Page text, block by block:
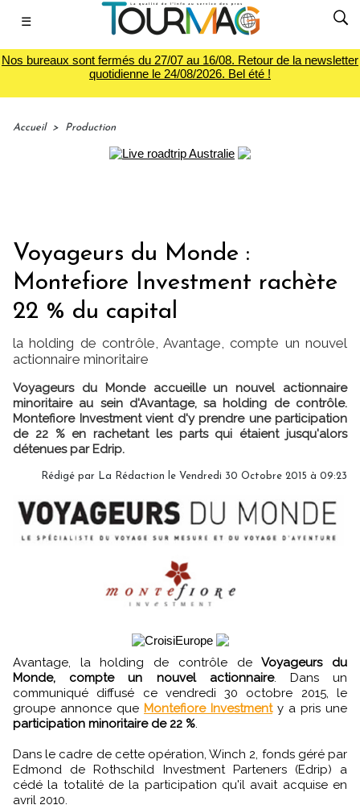
☰
Nos bureaux sont fermés du 27/07 au 16/08. Retour de la newsletter
quotidienne le 24/08/2026. Bel été !
Accueil > Production
Voyageurs du Monde :
Montefiore Investment rachète
22 % du capital
la holding de contrôle, Avantage, compte un nouvel
actionnaire minoritaire
Voyageurs du Monde accueille un nouvel actionnaire
minoritaire au sein d'Avantage, sa holding de contrôle.
Montefiore Investment vient d'y prendre une participation
de 22 % en rachetant les parts qui étaient jusqu'alors
détenues par Edrip.
Rédigé par La Rédaction le Vendredi 30 Octobre 2015 à 09:23
Avantage, la holding de contrôle deVoyageurs du
Monde, compte un nouvel actionnaire. Dans un
communiqué diffusé ce vendredi 30 octobre 2015, le
groupe annonce que Montefiore Investmenty a pris une
participation minoritaire de 22 %.
Dans le cadre de cette opération, Winch 2, fonds géré par
Edmond de Rothschild Investment Parteners (Edrip) a
cédé la totalité de la participation qu'il avait acquise en
avril 2010.